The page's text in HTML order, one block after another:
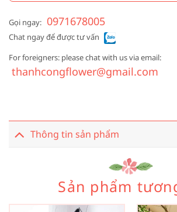
Gọi ngay: 0971678005
Chat ngay để được tư vấn
For foreigners: please chat with us via email:
thanhcongflower@gmail.com
Thông tin sản phẩm
Sản phẩm